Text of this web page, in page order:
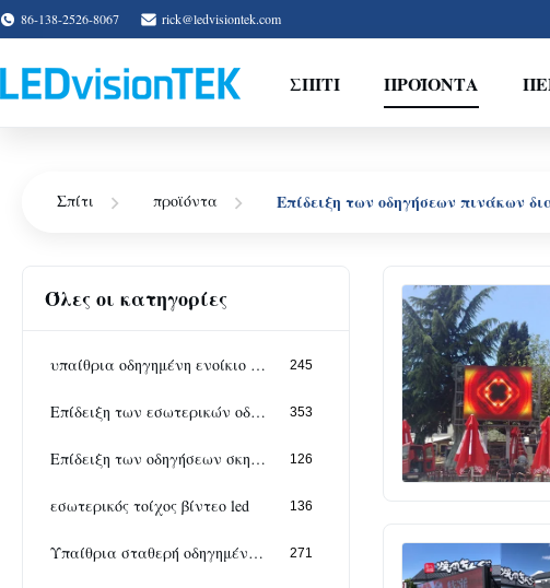
86-138-2526-8067 rick@ledvisiontek.com
ΣΠΊΤΙ ΠΡΟΪΌΝΤΑ
Σπίτι προϊόντα Επίδειξη των οδηγήσεων πινάκων
Όλες οι κατηγορίες
υπαίθρια οδηγημένη ενοίκιο επίδειξη 245
Επίδειξη των εσωτερικών οδηγήσεων ενοικίου 353
Επίδειξη των οδηγήσεων σκηνικού ενοικίου 126
εσωτερικός τοίχος βίντεο led 136
Υπαίθρια σταθερή οδηγημένη επίδειξη 271